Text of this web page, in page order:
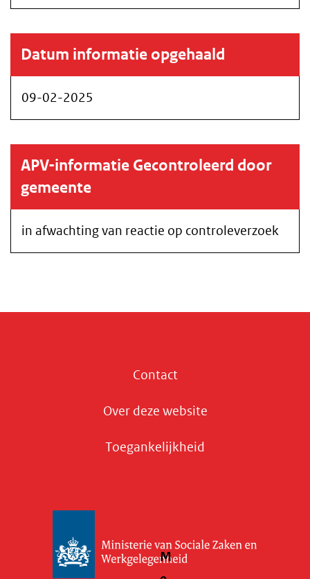
M
Datum informatie opgehaald
09-02-2025
APV-informatie Gecontroleerd door
gemeente
in afwachting van reactie op controleverzoek
Contact
Over deze website
Toegankelijkheid